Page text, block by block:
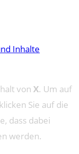
Inhalte
von X. Um auf
Sie auf die
dass dabei
werden.